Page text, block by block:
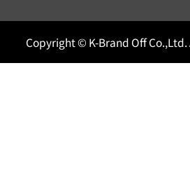
Copyright © K-Brand Off Co.,Ltd.